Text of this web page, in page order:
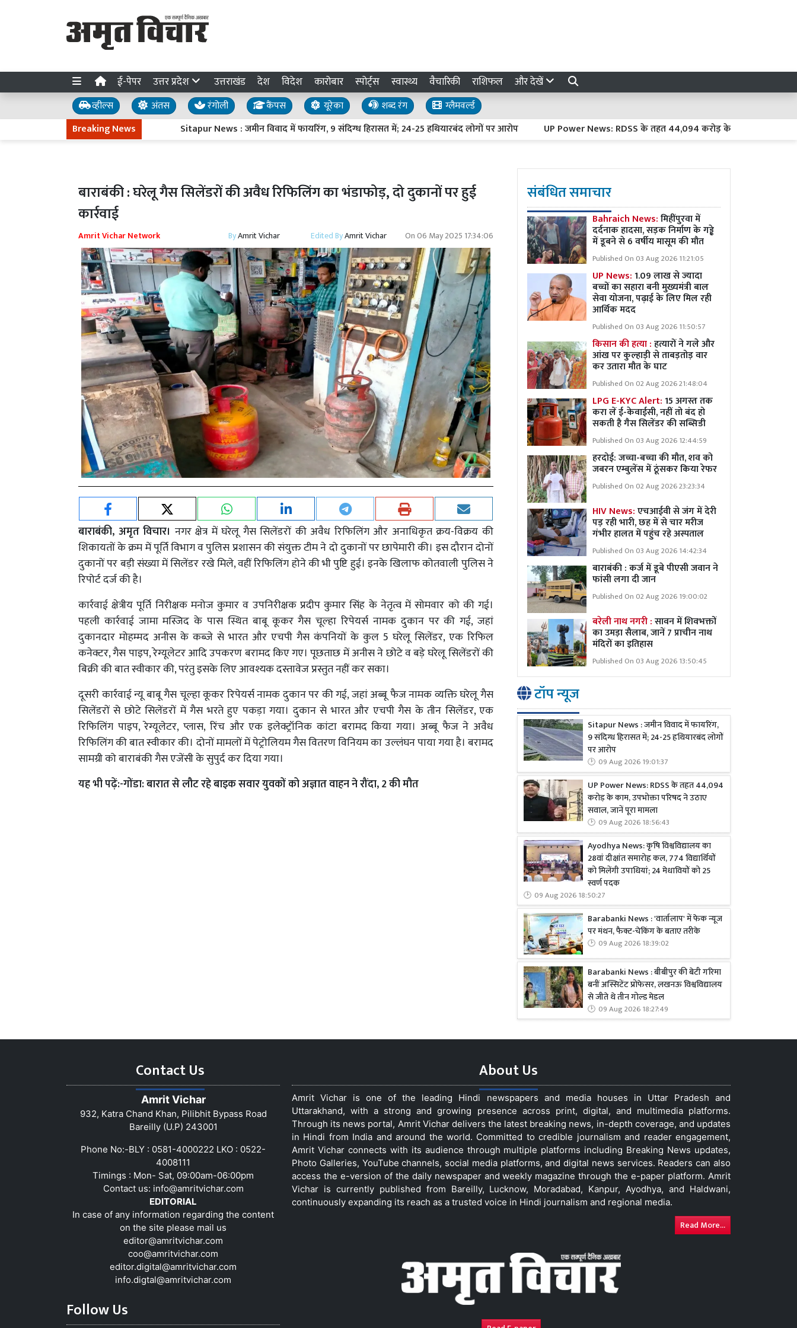
ई-पेपर उत्तर प्रदेश उत्तराखंड देश विदेश कारोबार स्पोर्ट्स स्वास्थ्य वैचारिकी राशिफल और देखें
व्हील्स अंतस रंगोली कैंपस यूरेका शब्द रंग
ग्लैमवर्ल्ड
Breaking News
Sitapur News : जमीन विवाद में फायरिंग, 9 संदिग्ध हिरासत में; 24-25 हथियारबंद लोगों पर आरोप UP Power News: RDSS के तहत 44,094 करोड़ के काम, उपभोक्ता परिषद ने
बाराबंकी : घरेलू गैस सिलेंडरों की अवैध रिफिलिंग का भंडाफोड़, दो दुकानों पर हुई
कार्रवाई
Amrit Vichar Network ByAmrit Vichar Edited ByAmrit Vichar On06 May 2025 17:34:06
बाराबंकी, अमृत विचार। नगर क्षेत्र में घरेलू गैस सिलेंडरों की अवैध रिफिलिंग और अनाधिकृत क्रय-विक्रय की
शिकायतों के क्रम में पूर्ति विभाग व पुलिस प्रशासन की संयुक्त टीम ने दो दुकानों पर छापेमारी की। इस दौरान दोनों
दुकानों पर बड़ी संख्या में सिलेंडर रखे मिले, वहीं रिफिलिंग होने की भी पुष्टि हुई। इनके खिलाफ कोतवाली पुलिस ने
रिपोर्ट दर्ज की है।
कार्रवाई क्षेत्रीय पूर्ति निरीक्षक मनोज कुमार व उपनिरीक्षक प्रदीप कुमार सिंह के नेतृत्व में सोमवार को की गई।
पहली कार्रवाई जामा मस्जिद के पास स्थित बाबू कूकर गैस चूल्हा रिपेयर्स नामक दुकान पर की गई, जहां
दुकानदार मोहम्मद अनीस के कब्जे से भारत और एचपी गैस कंपनियों के कुल 5 घरेलू सिलेंडर, एक रिफिल
कनेक्टर, गैस पाइप, रेग्यूलेटर आदि उपकरण बरामद किए गए। पूछताछ में अनीस ने छोटे व बड़े घरेलू सिलेंडरों की
बिक्री की बात स्वीकार की, परंतु इसके लिए आवश्यक दस्तावेज प्रस्तुत नहीं कर सका।
दूसरी कार्रवाई न्यू बाबू गैस चूल्हा कूकर रिपेयर्स नामक दुकान पर की गई, जहां अब्बू फैज नामक व्यक्ति घरेलू गैस
सिलेंडरों से छोटे सिलेंडरों में गैस भरते हुए पकड़ा गया। दुकान से भारत और एचपी गैस के तीन सिलेंडर, एक
रिफिलिंग पाइप, रेग्यूलेटर, प्लास, रिंच और एक इलेक्ट्रॉनिक कांटा बरामद किया गया। अब्बू फैज ने अवैध
रिफिलिंग की बात स्वीकार की। दोनों मामलों में पेट्रोलियम गैस वितरण विनियम का उल्लंघन पाया गया है। बरामद
सामग्री को बाराबंकी गैस एजेंसी के सुपुर्द कर दिया गया।
यह भी पढ़ें:-गोंडा: बारात से लौट रहे बाइक सवार युवकों को अज्ञात वाहन ने रौंदा, 2 की मौत
संबंधित समाचार
Bahraich News:मिहींपुरवा में
दर्दनाक हादसा, सड़क निर्माण के गड्ढे
में डूबने से 6 वर्षीय मासूम की मौत
Published On 03 Aug 2026 11:21:05
UP News:1.09 लाख से ज्यादा
बच्चों का सहारा बनी मुख्यमंत्री बाल
सेवा योजना, पढ़ाई के लिए मिल रही
आर्थिक मदद
Published On 03 Aug 2026 11:50:57
किसान की हत्या :हत्यारों ने गले और
आंख पर कुल्हाड़ी से ताबड़तोड़ वार
कर उतारा मौत के घाट
Published On 02 Aug 2026 21:48:04
LPG E-KYC Alert:15 अगस्त तक
करा लें ई-केवाईसी, नहीं तो बंद हो
सकती है गैस सिलेंडर की सब्सिडी
Published On 03 Aug 2026 12:44:59
हरदोई: जच्चा-बच्चा की मौत, शव को
जबरन एम्बुलेंस में ठूंसकर किया रेफर
Published On 02 Aug 2026 23:23:34
HIV News:एचआईवी से जंग में देरी
पड़ रही भारी, छह में से चार मरीज
गंभीर हालत में पहुंच रहे अस्पताल
Published On 03 Aug 2026 14:42:34
बाराबंकी : कर्ज में डूबे पीएसी जवान ने
फांसी लगा दी जान
Published On 02 Aug 2026 19:00:02
बरेली नाथ नगरी :सावन में शिवभक्तों
का उमड़ा सैलाब, जानें 7 प्राचीन नाथ
मंदिरों का इतिहास
Published On 03 Aug 2026 13:50:45
टॉप न्यूज
Sitapur News : जमीन विवाद में फायरिंग,
9 संदिग्ध हिरासत में; 24-25 हथियारबंद लोगों
पर आरोप
09 Aug 2026 19:01:37
UP Power News: RDSS के तहत 44,094
करोड़ के काम, उपभोक्ता परिषद ने उठाए
सवाल, जानें पूरा मामला
09 Aug 2026 18:56:43
Ayodhya News: कृषि विश्वविद्यालय का
28वां दीक्षांत समारोह कल, 774 विद्यार्थियों
को मिलेंगी उपाधियां; 24 मेधावियों को 25
स्वर्ण पदक
09 Aug 2026 18:50:27
Barabanki News : 'वार्तालाप' में फेक न्यूज
पर मंथन, फैक्ट-चेकिंग के बताए तरीके
09 Aug 2026 18:39:02
Barabanki News : बीबीपुर की बेटी गरिमा
बनीं अस्सिटेंट प्रोफेसर, लखनऊ विश्वविद्यालय
से जीते थे तीन गोल्ड मेडल
09 Aug 2026 18:27:49
Contact Us
Amrit Vichar
932, Katra Chand Khan, Pilibhit Bypass Road
Bareilly (U.P) 243001
Phone No:-BLY : 0581-4000222 LKO : 0522-
4008111
Timings : Mon- Sat, 09:00am-06:00pm
Contact us: info@amritvichar.com
EDITORIAL
In case of any information regarding the content
on the site please mail us
editor@amritvichar.com
coo@amritvichar.com
editor.digital@amritvichar.com
info.digtal@amritvichar.com
Follow Us
About Us
Amrit Vichar is one of the leading Hindi newspapers and media houses in Uttar Pradesh and
Uttarakhand, with a strong and growing presence across print, digital, and multimedia platforms.
Through its news portal, Amrit Vichar delivers the latest breaking news, in-depth coverage, and updates
in Hindi from India and around the world. Committed to credible journalism and reader engagement,
Amrit Vichar connects with its audience through multiple platforms including Breaking News updates,
Photo Galleries, YouTube channels, social media platforms, and digital news services. Readers can also
access the e-version of the daily newspaper and weekly magazine through the e-paper platform. Amrit
Vichar is currently published from Bareilly, Lucknow, Moradabad, Kanpur, Ayodhya, and Haldwani,
continuously expanding its reach as a trusted voice in Hindi journalism and regional media.
Read More...